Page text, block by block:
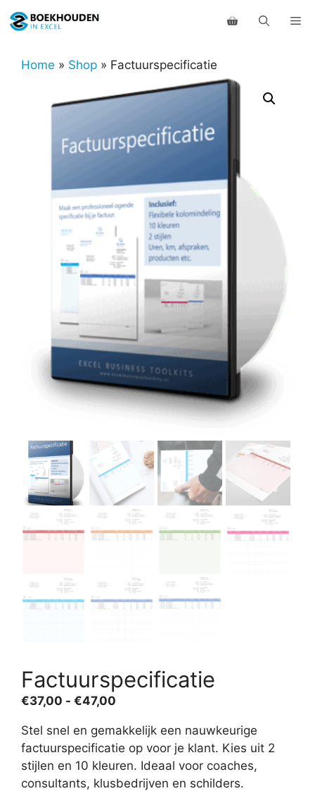
naar
inhoudHome » Shop » Factuurspecificatie
Factuurspecificatie
€37,00 - €47,00
tot
€47,00
Stel snel en gemakkelijk een nauwkeurige
factuurspecificatie op voor je klant. Kies uit 2
stijlen en 10 kleuren. Ideaal voor coaches,
consultants, klusbedrijven en schilders.